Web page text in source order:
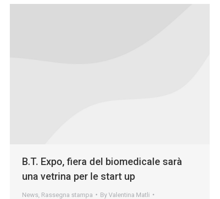
B.T. Expo, fiera del biomedicale sarà
una vetrina per le start up
News Rassegna stampa By Valentina Matli